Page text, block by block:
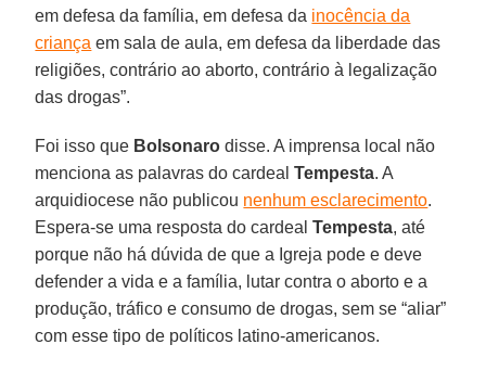
em defesa da família, em defesa da inocência da
criança em sala de aula, em defesa da liberdade das
religiões, contrário ao aborto, contrário à legalização
das drogas”.
Foi isso que Bolsonaro disse. A imprensa local não
menciona as palavras do cardealTempesta. A
arquidiocese não publicou nenhum esclarecimento.
Espera-se uma resposta do cardealTempesta, até
porque não há dúvida de que a Igreja pode e deve
defender a vida e a família, lutar contra o aborto e a
produção, tráfico e consumo de drogas, sem se “aliar”
com esse tipo de políticos latino-americanos.